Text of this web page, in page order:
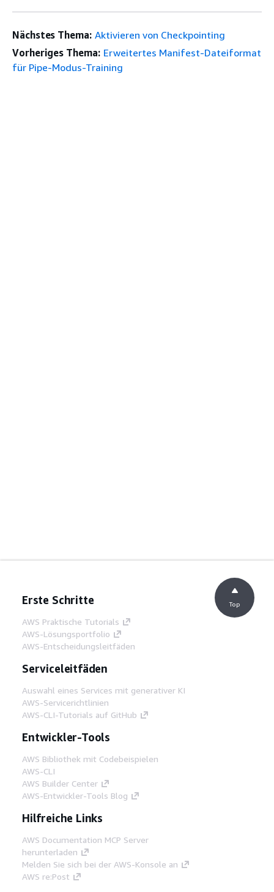
Nächstes Thema: Aktivieren von Checkpointing
Vorheriges Thema: Erweitertes Manifest-Dateiformat
für Pipe-Modus-Training
Erste Schritte
AWS Praktische Tutorials
AWS-Lösungsportfolio
AWS-Entscheidungsleitfäden
Serviceleitfäden
Auswahl eines Services mit generativer KI
AWS-Servicerichtlinien
AWS-CLI-Tutorials auf GitHub
Entwickler-Tools
AWS Bibliothek mit Codebeispielen
AWS-CLI
AWS Builder Center
AWS-Entwickler-Tools Blog
Hilfreiche Links
AWS Documentation MCP Server
herunterladen
Melden Sie sich bei der AWS-Konsole an
AWS re:Post
Top